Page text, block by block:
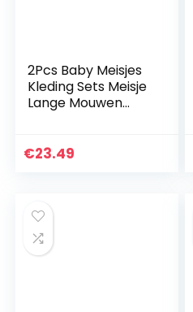
2Pcs Baby Meisjes
Kleding Sets Meisje
Lange Mouwen
Herfst
€23.49